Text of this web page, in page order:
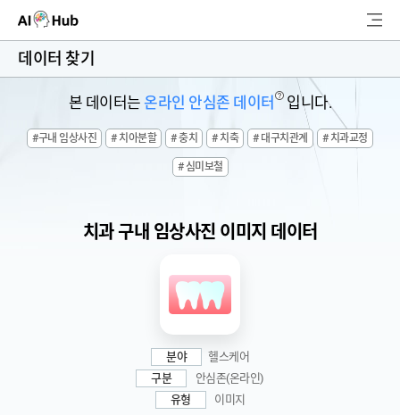
AI-Hub
색
데이터 찾기
본 데이터는온라인 안심존 데이터 ? 입니다.
#구내 임상사진 # 치아분할 # 충치 # 치축 # 대구치관계 # 치과교정
# 심미보철
치과 구내 임상사진 이미지 데이터
분야
헬스케어
구분
안심존(온라인)
유형
이미지